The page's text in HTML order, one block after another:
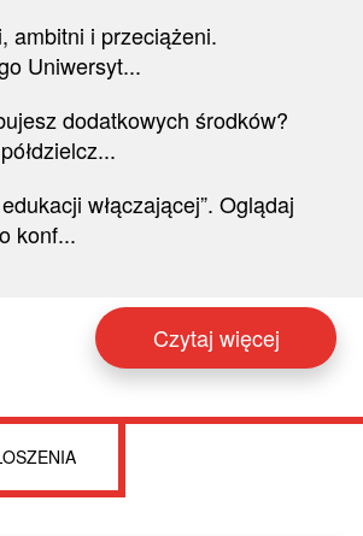
ambitni i przeciążeni.
Uniwersyt...
dodatkowych środków?
włączającej”. Oglądaj
konf...
Czytaj więcej